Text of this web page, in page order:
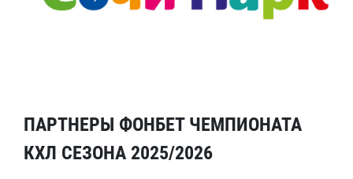
ПАРТНЕРЫ ФОНБЕТ ЧЕМПИОНАТА
КХЛ СЕЗОНА 2025/2026